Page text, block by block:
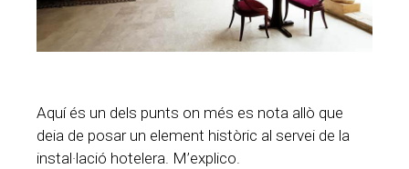
Aquí és un dels punts on més es nota allò que
deia de posar un element històric al servei de la
instal·lació hotelera. M’explico.